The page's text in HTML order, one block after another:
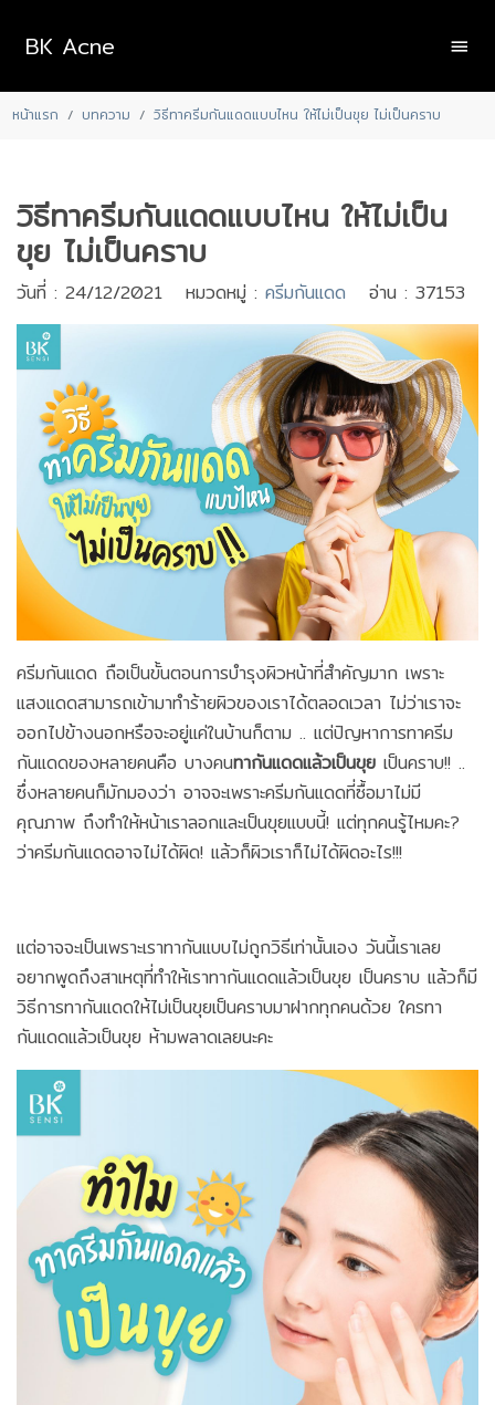
BK Acne
หน้าแรก บทความ วิธีทาครีมกันแดดแบบไหน ให้ไม่เป็นขุย ไม่เป็นคราบ
วิธีทาครีมกันแดดแบบไหน ให้ไม่เป็น
ขุย ไม่เป็นคราบ
วันที่ : 24/12/2021 หมวดหมู่ : ครีมกันแดด อ่าน : 37153
ครีมกันแดด ถือเป็นขั้นตอนการบำรุงผิวหน้าที่สำคัญมาก เพราะ
แสงแดดสามารถเข้ามาทำร้ายผิวของเราได้ตลอดเวลา ไม่ว่าเราจะ
ออกไปข้างนอกหรือจะอยู่แค่ในบ้านก็ตาม .. แต่ปัญหาการทาครีม
กันแดดของหลายคนคือ บางคนทากันแดดแล้วเป็นขุย เป็นคราบ!! ..
ซึ่งหลายคนก็มักมองว่า อาจจะเพราะครีมกันแดดที่ซื้อมาไม่มี
คุณภาพ ถึงทำให้หน้าเราลอกและเป็นขุยแบบนี้! แต่ทุกคนรู้ไหมคะ?
ว่าครีมกันแดดอาจไม่ได้ผิด! แล้วก็ผิวเราก็ไม่ได้ผิดอะไร!!!
แต่อาจจะเป็นเพราะเราทากันแบบไม่ถูกวิธีเท่านั้นเอง วันนี้เราเลย
อยากพูดถึงสาเหตุที่ทำให้เราทากันแดดแล้วเป็นขุย เป็นคราบ แล้วก็มี
วิธีการทากันแดดให้ไม่เป็นขุยเป็นคราบมาฝากทุกคนด้วย ใครทา
กันแดดแล้วเป็นขุย ห้ามพลาดเลยนะคะ